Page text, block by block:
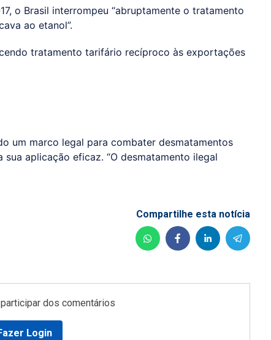
o Brasil interrompeu “abruptamente o tratamento
ao etanol”.
tratamento tarifário recíproco às exportações
um marco legal para combater desmatamentos
aplicação eficaz. “O desmatamento ilegal
Compartilhe esta notícia
participar dos comentários
Login